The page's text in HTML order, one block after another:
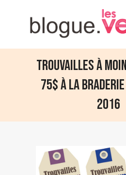
Trouvailles à
75$ à la
2016